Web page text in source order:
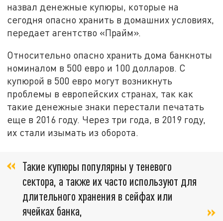
назвал денежные купюры, которые на
сегодня опасно хранить в домашних условиях,
передает агентство «Прайм».
Относительно опасно хранить дома банкноты
номиналом в 500 евро и 100 долларов. С
купюрой в 500 евро могут возникнуть
проблемы в европейских странах, так как
такие денежные знаки перестали печатать
еще в 2016 году. Через три года, в 2019 году,
их стали изымать из оборота.
Такие купюры популярны у теневого
сектора, а также их часто используют для
длительного хранения в сейфах или
ячейках банка,